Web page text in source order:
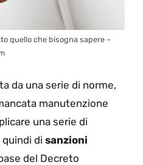
quello che bisogna sapere –
da una serie di norme,
manutenzione
una serie di
di sanzioni
del Decreto